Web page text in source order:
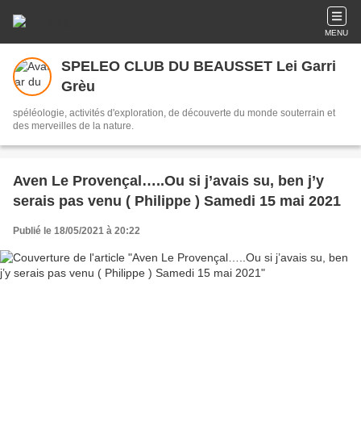
MENU
SPELEO CLUB DU BEAUSSET Lei Garri
Grèu
spéléologie, activités d'exploration, de découverte du monde souterrain et
des merveilles de la nature.
Aven Le Provençal…..Ou si j’avais su, ben j’y
serais pas venu ( Philippe ) Samedi 15 mai 2021
Publié le 18/05/2021 à 20:22